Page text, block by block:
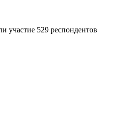
участие 529 респондентов